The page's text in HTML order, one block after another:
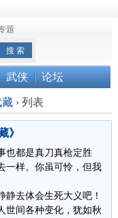
题
武侠 论坛
藏 ›列表
》
也都是真刀真枪定胜
一样。你虽可怜，但我
去体会生死大义吧！
世间各种变化，犹如秋